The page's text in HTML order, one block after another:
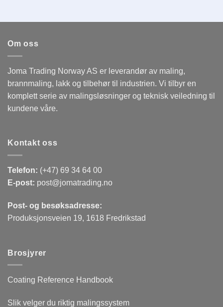
Om oss
Joma Trading Norway AS er leverandør av maling,
brannmaling, lakk og tilbehør til industrien. Vi tilbyr en
komplett serie av malingsløsninger og teknisk veiledning til
kundene våre.
Kontakt oss
Telefon: (+47) 69 34 64 00
E-post: post@jomatrading.no
Post- og besøksadresse:
Produksjonsveien 19, 1618 Fredrikstad
Brosjyrer
Coating Reference Handbook
Slik velger du riktig malingssystem